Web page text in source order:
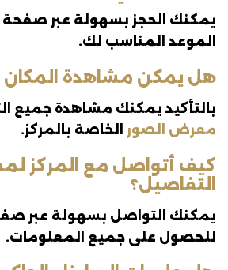
يمكنك الحجز بسهولة عبر صفحة
الموعد المناسب لك.
هل يمكن مشاهدة المكان
بالتأكيد يمكنك مشاهدة جميع
معرض الصور
الخاصة بالمركز.
كيف أتواصل مع المركز
التفاصيل؟
يمكنك التواصل بسهولة عبر
للحصول على جميع المعلومات.